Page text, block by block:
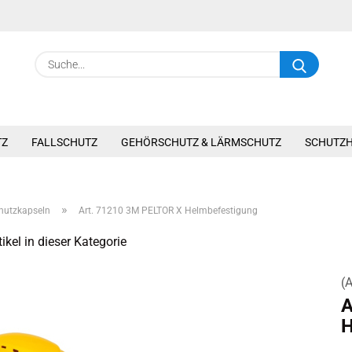
FALLSCHUTZ GEHÖRSCHUTZ & LÄRMSCHUTZ
» Art. 71210 3M PELTOR X Helmbefestigung
in dieser Kategorie